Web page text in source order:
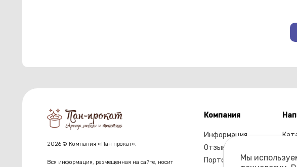
2026 © Компания «Пан прокат».
Вся информация, размещенная на сайте, носит
Компания
Информация
Отзывы
ПортфолиоМы